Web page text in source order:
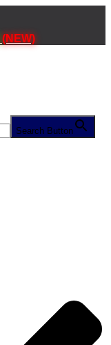
(NEW)
Search Button